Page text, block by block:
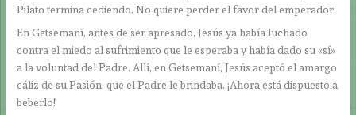
Pilato termina cediendo. No quiere perder el favor del emperador.
En Getsemaní, antes de ser apresado, Jesús ya había luchado
contra el miedo al sufrimiento que le esperaba y había dado su «sí»
a la voluntad del Padre. Allí, en Getsemaní, Jesús aceptó el amargo
cáliz de su Pasión, que el Padre le brindaba. ¡Ahora está dispuesto a
beberlo!